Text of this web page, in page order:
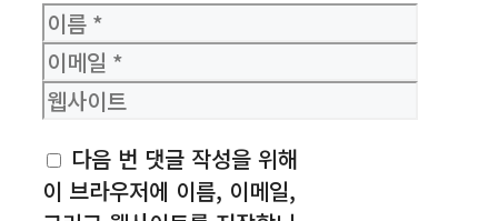
이
름
이
메
일
웹
사
이
트
다음 번 댓글 작성을 위해
이 브라우저에 이름, 이메일,